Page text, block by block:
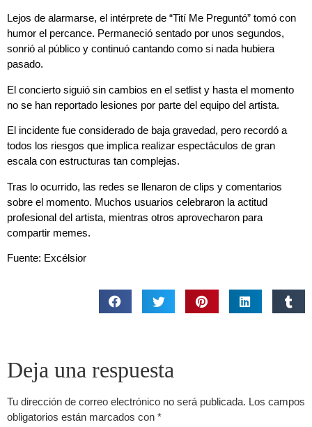
Lejos de alarmarse, el intérprete de “Tití Me Preguntó” tomó con
humor el percance. Permaneció sentado por unos segundos,
sonrió al público y continuó cantando como si nada hubiera
pasado.
El concierto siguió sin cambios en el setlist y hasta el momento
no se han reportado lesiones por parte del equipo del artista.
El incidente fue considerado de baja gravedad, pero recordó a
todos los riesgos que implica realizar espectáculos de gran
escala con estructuras tan complejas.
Tras lo ocurrido, las redes se llenaron de clips y comentarios
sobre el momento. Muchos usuarios celebraron la actitud
profesional del artista, mientras otros aprovecharon para
compartir memes.
Fuente: Excélsior
Deja una respuesta
Tu dirección de correo electrónico no será publicada. Los campos
obligatorios están marcados con *